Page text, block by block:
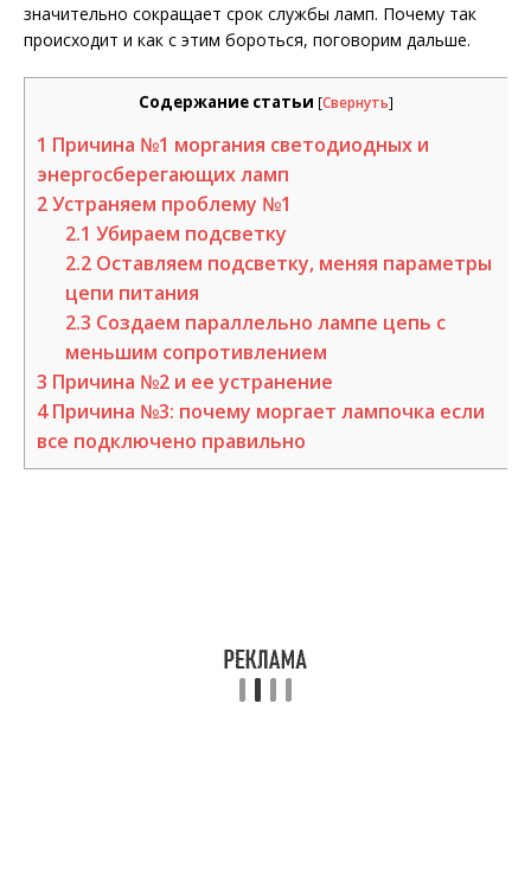
значительно сокращает срок службы ламп. Почему так
происходит и как с этим бороться, поговорим дальше.
Содержание статьи [Свернуть]
1 Причина №1 моргания светодиодных и
энергосберегающих ламп
2Устраняем проблему №1
2.1 Убираем подсветку
2.2 Оставляем подсветку, меняя параметры
цепи питания
2.3 Создаем параллельно лампе цепь с
меньшим сопротивлением
3 Причина №2 и ее устранение
4Причина №3: почему моргает лампочка если
все подключено правильно